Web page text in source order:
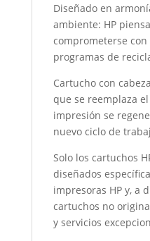
Diseñado en
ambiente: HP
comprometerse
programas de
Cartucho con
que se reemplaza
impresión se
nuevo ciclo de
Solo los cartuchos
diseñados
impresoras HP y, a
cartuchos no
y servicios